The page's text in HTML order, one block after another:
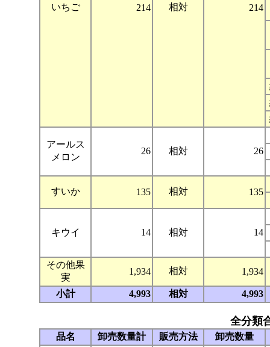
いちご 214 相対 214
アールス
メロン
26 相対 26
すいか 135 相対 135
キウイ 14 相対 14
その他果
実
1,934 相対 1,934
小計 4,993 相対 4,993
全分類
品名 卸売数量計 販売方法 卸売数量